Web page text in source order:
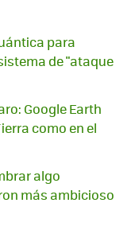
para
de "ataque
Google Earth
como en el
algo
más ambicioso